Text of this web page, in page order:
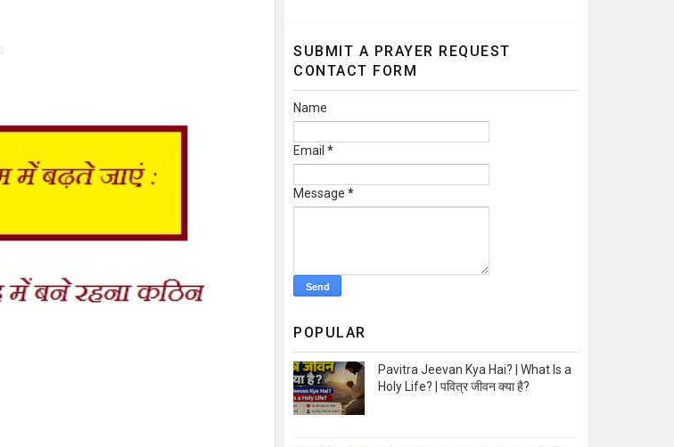
SUBMIT A PRAYER REQUEST
CONTACT FORM
Name
Email *
Message *
POPULAR
Pavitra Jeevan Kya Hai? | What Is a
Holy Life? | पवित्र जीवन क्या है?